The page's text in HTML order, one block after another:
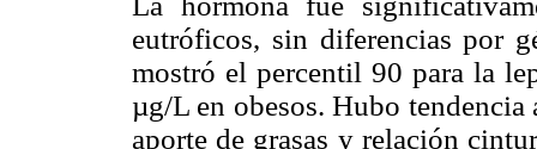
eutróficos, sin diferencias por
mostró el percentil 90 para la
µg/L en obesos. Hubo
aporte de grasas y relación